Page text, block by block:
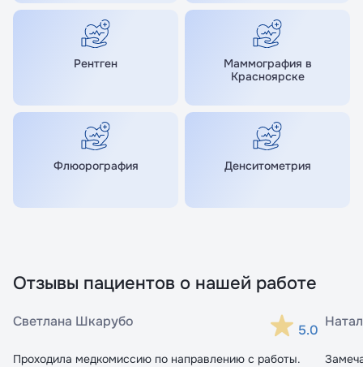
Рентген
Маммография в
Красноярске
Флюорография Денситометрия
Отзывы пациентов о нашей работе
Светлана Шкарубо
5.0
Проходила медкомиссию по направлению с работы.